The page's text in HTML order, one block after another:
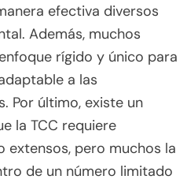
efectiva diversos
Además, muchos
rígido y único para
a las
Por último, existe un
la TCC requiere
pero muchos la
de un número limitado